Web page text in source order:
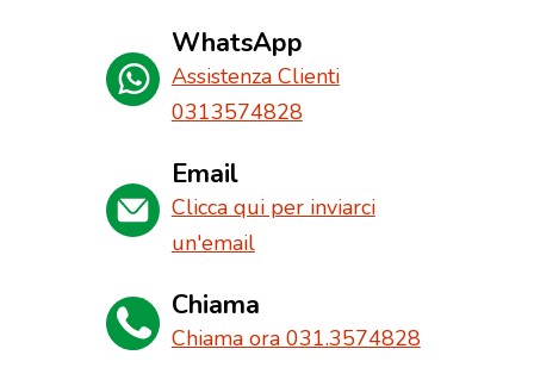
WhatsApp
Assistenza Clienti
0313574828
Email
Clicca qui per inviarci
un'email
Chiama
Chiama ora 031.3574828